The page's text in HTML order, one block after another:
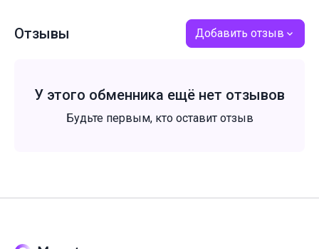
Отзывы Добавить отзыв
У этого обменника ещё нет отзывов
Будьте первым, кто оставит отзыв